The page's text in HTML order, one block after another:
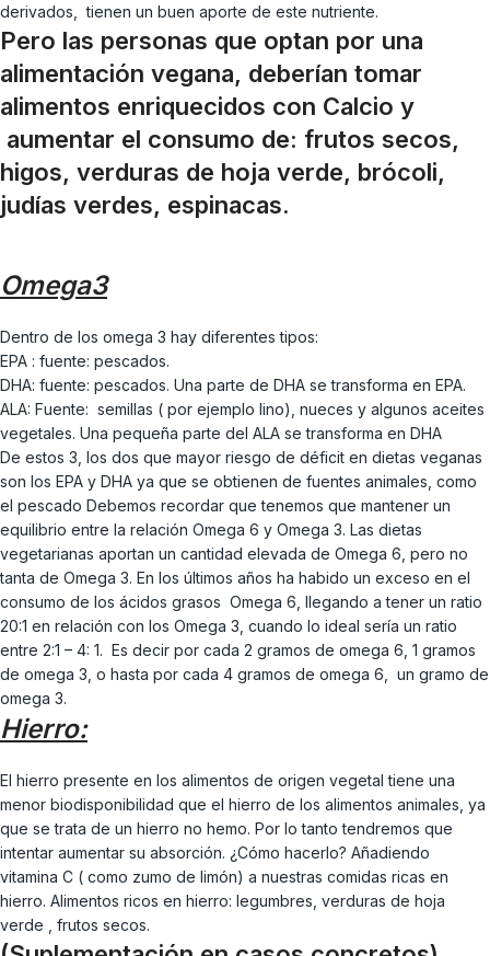
derivados, tienen un buen aporte de este nutriente.
Pero las personas que optan por una
alimentación vegana, deberían tomar
alimentos enriquecidos con Calcio y
aumentar el consumo de: frutos secos,
higos, verduras de hoja verde, brócoli,
judías verdes, espinacas.
Omega3
Dentro de los omega 3 hay diferentes tipos:
EPA : fuente: pescados.
DHA: fuente: pescados. Una parte de DHA se transforma en EPA.
ALA: Fuente: semillas ( por ejemplo lino), nueces y algunos aceites
vegetales. Una pequeña parte del ALA se transforma en DHA
De estos 3, los dos que mayor riesgo de déficit en dietas veganas
son los EPA y DHA ya que se obtienen de fuentes animales, como
el pescado Debemos recordar que tenemos que mantener un
equilibrio entre la relación Omega 6 y Omega 3. Las dietas
vegetarianas aportan un cantidad elevada de Omega 6, pero no
tanta de Omega 3. En los últimos años ha habido un exceso en el
consumo de los ácidos grasos Omega 6, llegando a tener un ratio
20:1 en relación con los Omega 3, cuando lo ideal sería un ratio
entre 2:1 – 4: 1. Es decir por cada 2 gramos de omega 6, 1 gramos
de omega 3, o hasta por cada 4 gramos de omega 6, un gramo de
omega 3.
Hierro:
El hierro presente en los alimentos de origen vegetal tiene una
menor biodisponibilidad que el hierro de los alimentos animales, ya
que se trata de un hierro no hemo. Por lo tanto tendremos que
intentar aumentar su absorción. ¿Cómo hacerlo? Añadiendo
vitamina C ( como zumo de limón) a nuestras comidas ricas en
hierro. Alimentos ricos en hierro: legumbres, verduras de hoja
verde , frutos secos.